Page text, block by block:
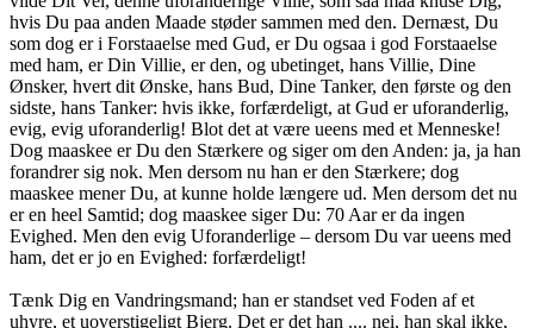
hvis Du paa anden Maade støder sammen med den. Dernæst, Du
som dog er i Forstaaelse med Gud, er Du ogsaa i god Forstaaelse
med ham, er Din Villie, er den, og ubetinget, hans Villie, Dine
Ønsker, hvert dit Ønske, hans Bud, Dine Tanker, den første og den
sidste, hans Tanker: hvis ikke, forfærdeligt, at Gud er uforanderlig,
evig, evig uforanderlig! Blot det at være ueens med et Menneske!
Dog maaskee er Du den Stærkere og siger om den Anden: ja, ja han
forandrer sig nok. Men dersom nu han er den Stærkere; dog
maaskee mener Du, at kunne holde længere ud. Men dersom det nu
er en heel Samtid; dog maaskee siger Du: 70 Aar er da ingen
Evighed. Men den evig Uforanderlige – dersom Du var ueens med
ham, det er jo en Evighed: forfærdeligt!
Tænk Dig en Vandringsmand; han er standset ved Foden af et
uhyre, et uoverstigeligt Bjerg. Det er det han .... nei, han skal ikke,